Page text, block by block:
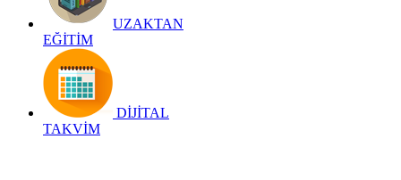
UZAKTAN
EĞİTİM
DİJİTAL
TAKVİM